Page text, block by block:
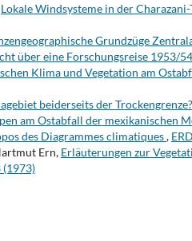
Lokale Windsysteme in der
Grundzüge
über eine Forschungsreise 1953/54
Klima und Vegetation am
beiderseits der Trockengrenze?
am Ostabfall der mexikanischen
des Diagrammes climatiques,
Ern, Erläuterungen zur
(1973)